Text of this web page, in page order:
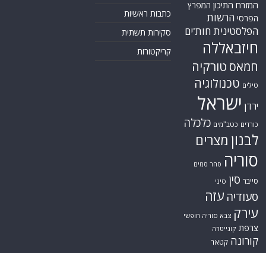
המזרח התיכון המפרץ
הפרסי הרשות
הפלסטינית חות'ים
חיזבאללה
חמאס טורקיה
טילים טכנולוגיה
ירדן ישראל
כורדים כטב"מים כלכלה
לבנון מצרים
סוריה סחר סמים
סייבר סין סיני
סעודיה עזה
עירק צבא סוריה חופשי
צרפת קונייטרה
קורונה קטאר
כתבות ראשיות
סקירות תשתית
קריקטורות